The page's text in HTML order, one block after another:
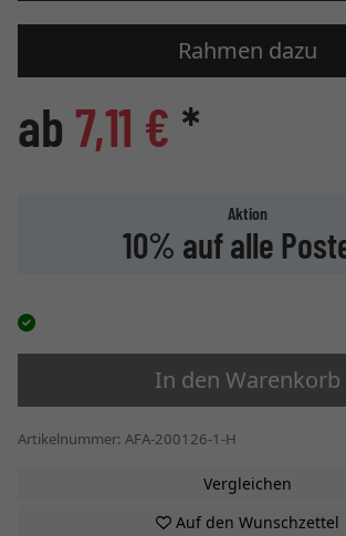
Rahmen dazu
ab 7,11 € *
Aktion
10% auf alle
In den Warenkorb
Artikelnummer: AFA-200126-1-H
Vergleichen
Auf den Wunschzettel